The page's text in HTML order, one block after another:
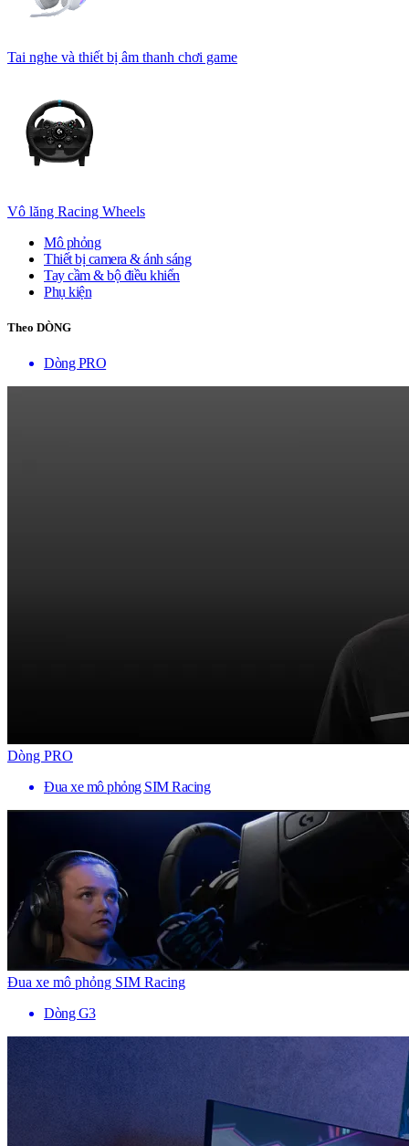
Tai nghe và thiết bị âm thanh chơi game
Vô lăng Racing Wheels
Mô phỏng
Thiết bị camera & ánh sáng
Tay cầm & bộ điều khiển
Phụ kiện
Theo DÒNG
Dòng PRO
Dòng PRO
Đua xe mô phỏng SIM Racing
Đua xe mô phỏng SIM Racing
Dòng G3